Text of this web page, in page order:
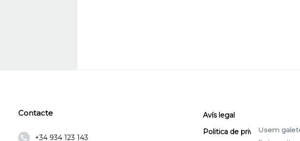
Contacte
+34 934 123 143
Avís legal
Politica de privacitat
Usem